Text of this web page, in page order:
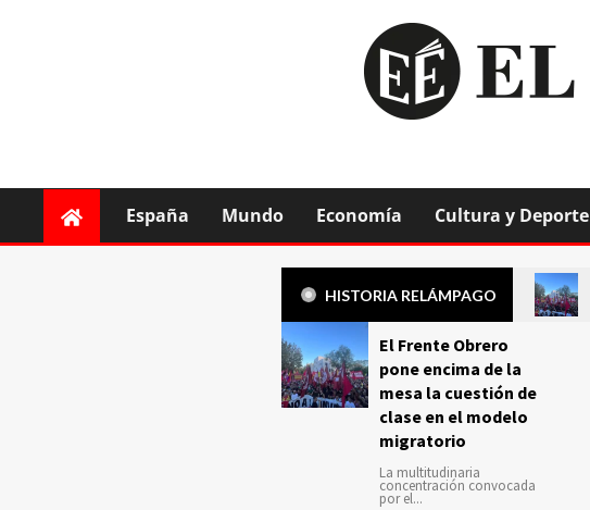
España Mundo Economía Cultura y Deporte
HISTORIA RELÁMPAGO
El Frente Obrero
pone encima de la
mesa la cuestión de
clase en el modelo
migratorio
La multitudinaria
concentración convocada
por el...